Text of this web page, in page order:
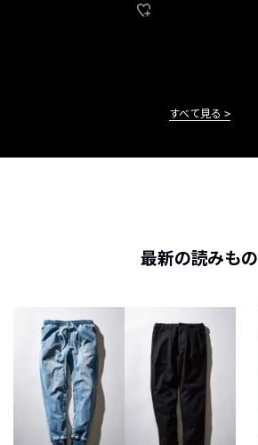
すべて見る
最新の読みもの